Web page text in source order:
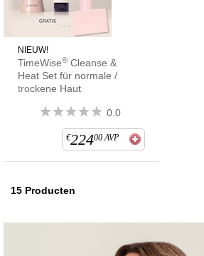
NIEUW!
TimeWise® Cleanse &
Heat Set für normale /
trockene Haut
0.0
€22400 AVP
15 Producten